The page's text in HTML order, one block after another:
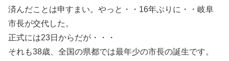
済んだことは申すまい。やっと・・16年ぶりに・・岐阜
市長が交代した。
正式には23日からだが・・・
それも38歳、全国の県都では最年少の市長の誕生です。